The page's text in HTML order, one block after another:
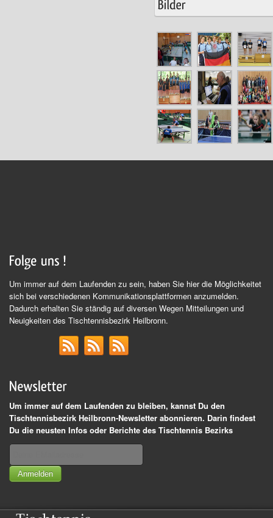
Um immer auf dem Laufenden zu sein, haben Sie hier die Möglichkeitet
sich bei verschiedenen Kommunikationsplattformen anzumelden.
Dadurch erhalten Sie ständig auf diversen Wegen Mitteilungen und
Neuigkeiten des Tischtennisbezirk Heilbronn.
Um immer auf dem Laufenden zu bleiben, kannst Du den
Tischtennisbezirk Heilbronn-Newsletter abonnieren. Darin findest
Du die neusten Infos oder Berichte des Tischtennis Bezirks
Anmelden